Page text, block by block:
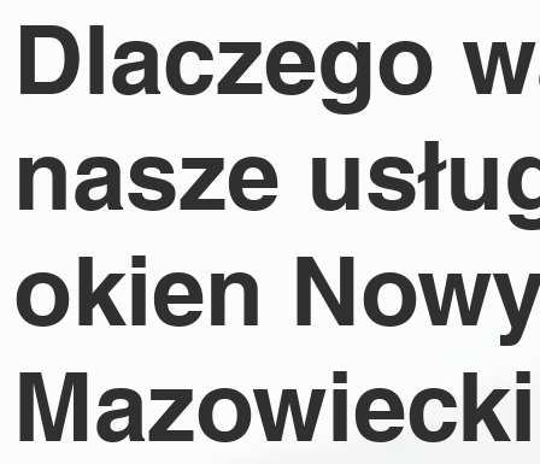
Dlaczego
nasze
okien
Mazowiecki